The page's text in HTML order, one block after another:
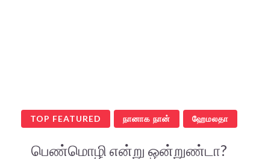
TOP FEATURED நானாக நான் ஹேமலதா
பெண்மொழி என்று ஒன்றுண்டா?